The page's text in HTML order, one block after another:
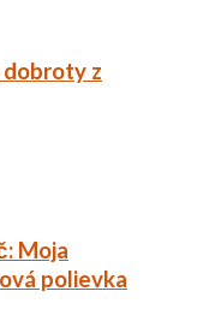
dobroty z
Moja
polievka